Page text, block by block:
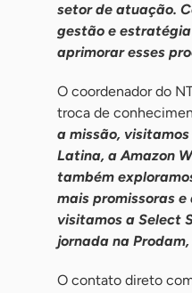
setor de atuação.
gestão e
aprimorar esses
O coordenador do
troca de
a missão,
Latina, a Amazon
também
mais promissoras
visitamos a Select
jornada na
O contato direto